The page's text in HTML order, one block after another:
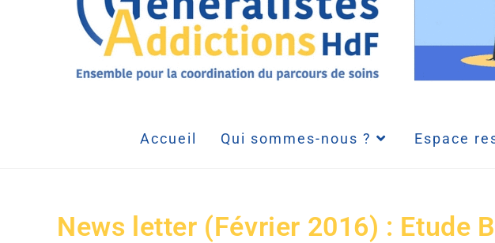
Accueil Qui sommes-nous ? Espace
News letter (Février 2016) : Etude